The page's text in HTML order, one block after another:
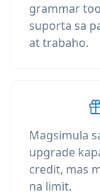
grammar
suporta sa
at trabaho.
Magsimula
upgrade
credit, mas
na limit.